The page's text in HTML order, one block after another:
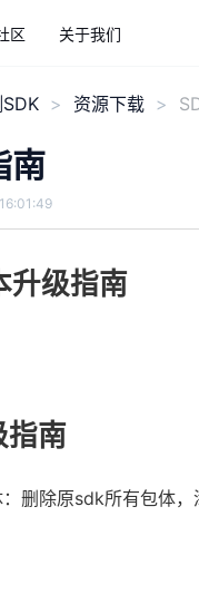
区 关于我们
资源下载
南
级指南
指南
删除原sdk所有包体